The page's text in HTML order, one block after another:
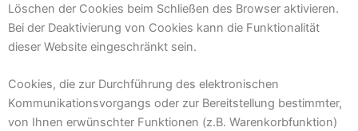
Löschen der Cookies beim Schließen des Browser aktivieren.
Bei der Deaktivierung von Cookies kann die Funktionalität
dieser Website eingeschränkt sein.
Cookies, die zur Durchführung des elektronischen
Kommunikationsvorgangs oder zur Bereitstellung bestimmter,
von Ihnen erwünschter Funktionen (z.B. Warenkorbfunktion)